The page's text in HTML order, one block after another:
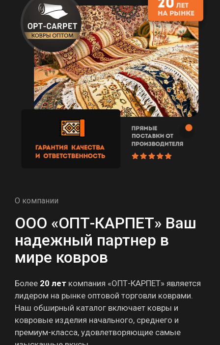
О компании
ООО «ОПТ-КАРПЕТ» Ваш
надежный партнер в
мире ковров
Более 20 лет компания «ОПТ-КАРПЕТ» является
лидером на рынке оптовой торговли коврами.
Наш обширный каталог включает ковры и
ковровые изделия начального, среднего и
премиум-класса, удовлетворяющие самые